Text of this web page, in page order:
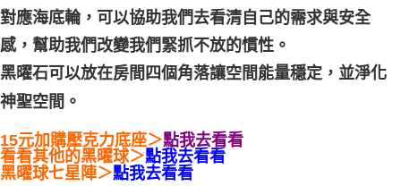
對應海底輪，可以協助我們去看清自己的需求與安全
感，幫助我們改變我們緊抓不放的慣性。
黑曜石可以放在房間四個角落讓空間能量穩定，並淨化
神聖空間。
15元加購壓克力底座＞點我去看看
看看其他的黑曜球＞點我去看看
黑曜球七星陣＞點我去看看